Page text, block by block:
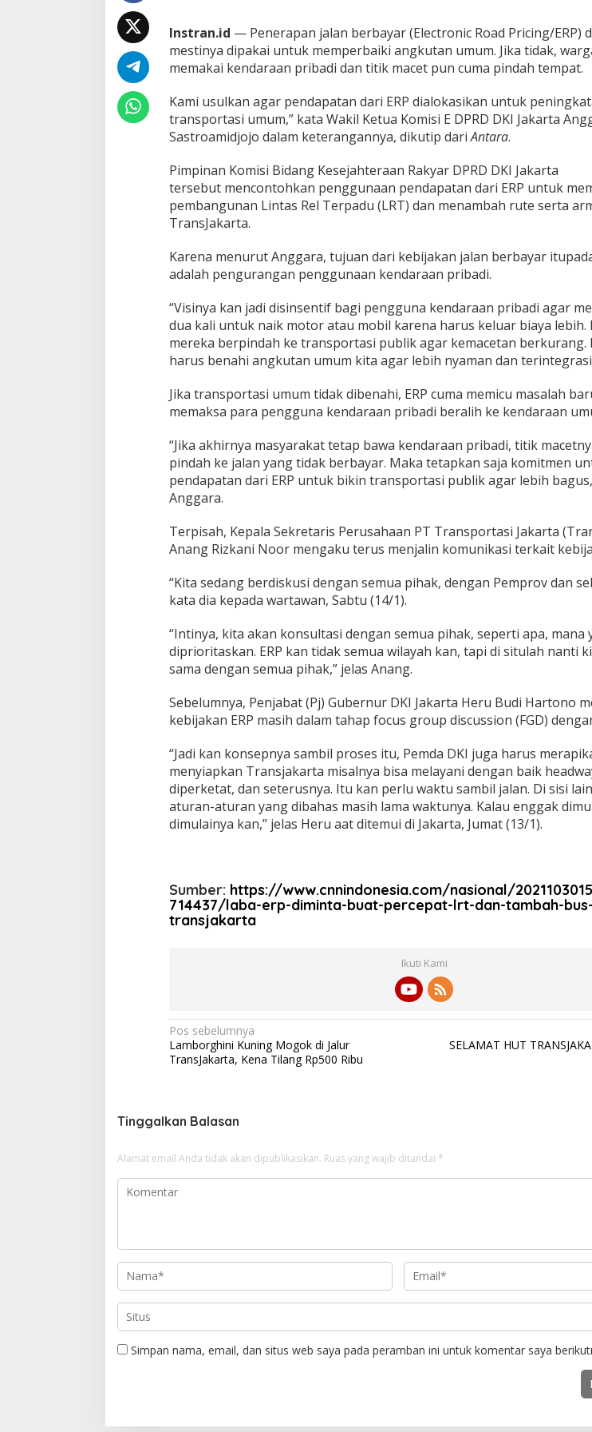
B
u
s
T
a
n
s
k
a
r
t
Instran.id — Penerapan jalan berbayar (Electronic Road Pricing/ERP)
mestinya dipakai untuk memperbaiki angkutan umum. Jika tidak,
memakai kendaraan pribadi dan titik macet pun cuma pindah tempat.
Kami usulkan agar pendapatan dari ERP dialokasikan untuk
transportasi umum,” kata Wakil Ketua Komisi E DPRD DKI Jakarta
Sastroamidjojo dalam keterangannya, dikutip dariAntara.
Pimpinan Komisi Bidang Kesejahteraan Rakyar DPRD DKI Jakarta
tersebut mencontohkan penggunaan pendapatan dari ERP untuk
pembangunan Lintas Rel Terpadu (LRT) dan menambah rute serta
TransJakarta.
Karena menurut Anggara, tujuan dari kebijakan jalan berbayar
adalah pengurangan penggunaan kendaraan pribadi.
“Visinya kan jadi disinsentif bagi pengguna kendaraan pribadi agar
dua kali untuk naik motor atau mobil karena harus keluar biaya lebih.
mereka berpindah ke transportasi publik agar kemacetan berkurang.
harus benahi angkutan umum kita agar lebih nyaman dan
Jika transportasi umum tidak dibenahi, ERP cuma memicu masalah
memaksa para pengguna kendaraan pribadi beralih ke kendaraan
“Jika akhirnya masyarakat tetap bawa kendaraan pribadi, titik
pindah ke jalan yang tidak berbayar. Maka tetapkan saja komitmen
pendapatan dari ERP untuk bikin transportasi publik agar lebih
Anggara.
Terpisah, Kepala Sekretaris Perusahaan PT Transportasi Jakarta
Anang Rizkani Noor mengaku terus menjalin komunikasi terkait
“Kita sedang berdiskusi dengan semua pihak, dengan Pemprov dan
kata dia kepada wartawan, Sabtu (14/1).
“Intinya, kita akan konsultasi dengan semua pihak, seperti apa, mana
diprioritaskan. ERP kan tidak semua wilayah kan, tapi di situlah nanti
sama dengan semua pihak,” jelas Anang.
Sebelumnya, Penjabat (Pj) Gubernur DKI Jakarta Heru Budi Hartono
kebijakan ERP masih dalam tahap focus group discussion (FGD)
“Jadi kan konsepnya sambil proses itu, Pemda DKI juga harus
menyiapkan Transjakarta misalnya bisa melayani dengan baik
diperketat, dan seterusnya. Itu kan perlu waktu sambil jalan. Di sisi lain
aturan-aturan yang dibahas masih lama waktunya. Kalau enggak
dimulainya kan,” jelas Heru aat ditemui di Jakarta, Jumat (13/1).
Sumber: https://www.cnnindonesia.com/nasional/
714437/laba-erp-diminta-buat-percepat-lrt-dan-tambah-bus-
transjakarta
Ikuti Kami
N
a
g
s
i
s
Pos sebelumnya
Lamborghini Kuning Mogok di Jalur
TransJakarta, Kena Tilang Rp500 Ribu
SELAMAT HUT
Tinggalkan Balasan
Alamat email Anda tidak akan dipublikasikan. Ruas yang wajib ditandai *
Simpan nama, email, dan situs web saya pada peramban ini untuk komentar saya